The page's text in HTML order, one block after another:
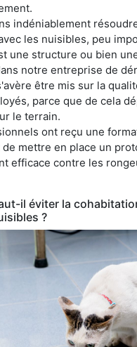
indéniablement
les nuisibles, peu
une structure ou bien
notre entreprise de
être mis sur la
parce que de cela
le terrain.
ont reçu une
mettre en place un
efficace contre les
il éviter la
?